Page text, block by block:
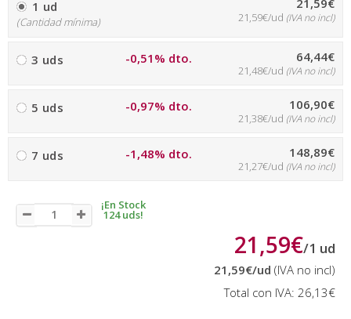
1 ud
(Cantidad mínima)
21,59€
21,59€/ud (IVA no incl)
3 uds -0,51% dto. 64,44€
21,48€/ud (IVA no incl)
5 uds -0,97% dto. 106,90€
21,38€/ud (IVA no incl)
7 uds -1,48% dto. 148,89€
21,27€/ud (IVA no incl)
¡En Stock
124 uds!
21,59€/1 ud
21,59€/ud (IVA no incl)
Total con IVA: 26,13€